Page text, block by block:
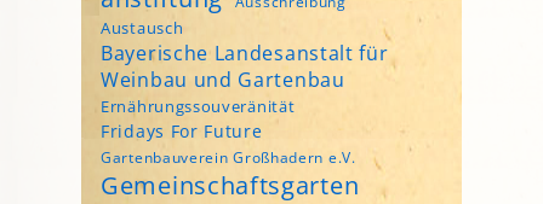
Austausch
Bayerische Landesanstalt für
Weinbau und Gartenbau
Ernährungssouveränität
Fridays For Future
Gartenbauverein Großhadern e.V.
Gemeinschaftsgarten